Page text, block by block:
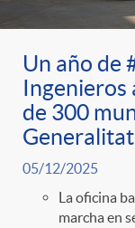
Un año de
Ingenieros
de 300
05/12/2025
La oficina
marcha en